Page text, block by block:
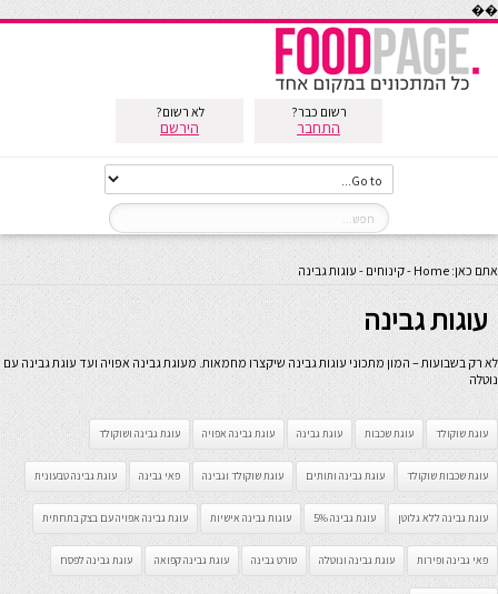
��
רשום כבר?
התחבר
לא רשום?
הירשם
אתם כאן: Home
-קינוחים - עוגות גבינה
עוגות גבינה
לא רק בשבועות – המון מתכוני עוגות גבינה שיקצרו מחמאות. מעוגת גבינה אפויה ועד עוגת גבינה עם
נוטלה
עוגת שוקולד עוגת שכבות עוגת גבינה עוגת גבינה אפויה עוגת גבינה ושוקולד
עוגת שכבות שוקולד עוגת גבינה ותותים עוגת שוקולד וגבינה פאי גבינה עוגת גבינה טבעונית
עוגת גבינה ללא גלוטן עוגת גבינה 5% עוגות גבינה אישיות עוגת גבינה אפויה עם בצק בתחתית
פאי גבינה ופירות עוגת גבינה ונוטלה טורט גבינה עוגת גבינה קפואה עוגת גבינה לפסח